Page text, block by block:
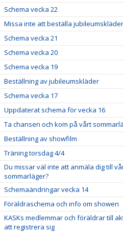
Schema vecka 22
Missa inte att beställa jubileumskläder
Schema vecka 21
Schema vecka 20
Schema vecka 19
Beställning av jubileumskläder
Schema vecka 17
Uppdaterat schema för vecka 16
Ta chansen och kom på vårt
Beställning av showfilm
Träning torsdag 4/4
Du missar väl inte att anmäla dig till
sommarläger?
Schemaändringar vecka 14
Föräldraschema och info om showen
KASKs medlemmar och föräldrar till
att registrera sig